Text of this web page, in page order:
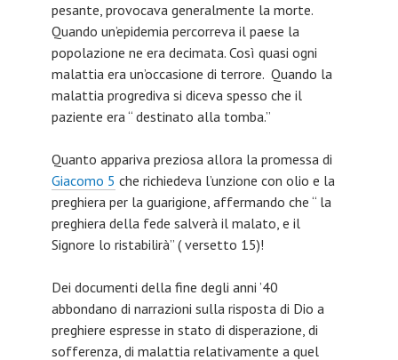
pesante, provocava generalmente la morte.
Quando un’epidemia percorreva il paese la
popolazione ne era decimata. Così quasi ogni
malattia era un’occasione di terrore. Quando la
malattia progrediva si diceva spesso che il
paziente era “ destinato alla tomba.”
Quanto appariva preziosa allora la promessa di
Giacomo 5 che richiedeva l’unzione con olio e la
preghiera per la guarigione, affermando che “ la
preghiera della fede salverà il malato, e il
Signore lo ristabilirà” ( versetto 15)!
Dei documenti della fine degli anni ’40
abbondano di narrazioni sulla risposta di Dio a
preghiere espresse in stato di disperazione, di
sofferenza, di malattia relativamente a quel